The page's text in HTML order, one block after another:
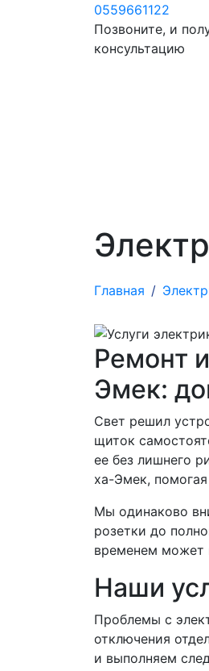
0559661122
Позвоните, и
консультацию
Главная
Ремонт
Эмек:
Свет решил
щиток
ее без лишнего
ха-Эмек,
Мы одинаково
розетки до
временем может
Наши
Проблемы с
отключения
и выполняем